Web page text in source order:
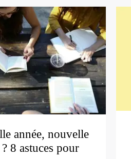
année, nouvelle
8 astuces pour